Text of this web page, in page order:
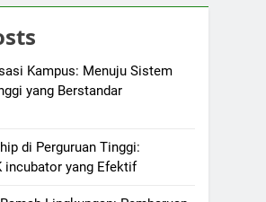
Kampus: Menuju Sistem
yang Berstandar
di Perguruan Tinggi:
incubator yang Efektif